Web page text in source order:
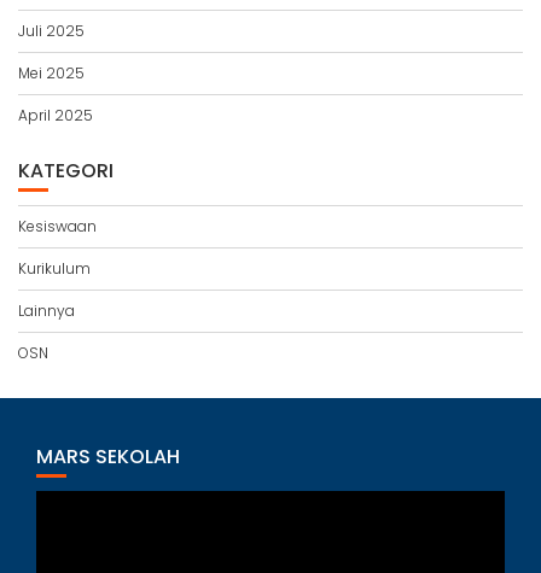
Juli 2025
Mei 2025
April 2025
KATEGORI
Kesiswaan
Kurikulum
Lainnya
OSN
MARS SEKOLAH